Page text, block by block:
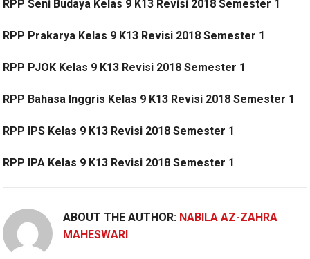
RPP Seni Budaya Kelas 9 K13 Revisi 2018 Semester 1
RPP Prakarya Kelas 9 K13 Revisi 2018 Semester 1
RPP PJOK Kelas 9 K13 Revisi 2018 Semester 1
RPP Bahasa Inggris Kelas 9 K13 Revisi 2018 Semester 1
RPP IPS Kelas 9 K13 Revisi 2018 Semester 1
RPP IPA Kelas 9 K13 Revisi 2018 Semester 1
ABOUT THE AUTHOR: NABILA AZ-ZAHRA
MAHESWARI